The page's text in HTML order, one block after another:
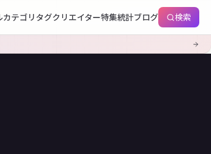
カテゴリ タグクリエイター特集統計ブログ 検索